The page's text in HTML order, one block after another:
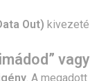
Out)
. A megadott